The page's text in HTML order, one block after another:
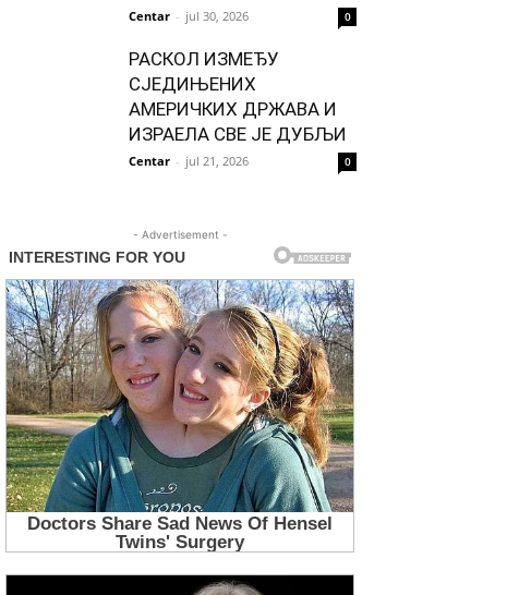
Centar - jul 30, 2026 0
РАСКОЛ ИЗМЕЂУ
СЈЕДИЊЕНИХ
АМЕРИЧКИХ ДРЖАВА И
ИЗРАЕЛА СВЕ ЈЕ ДУБЉИ
Centar - jul 21, 2026 0
- Advertisement -